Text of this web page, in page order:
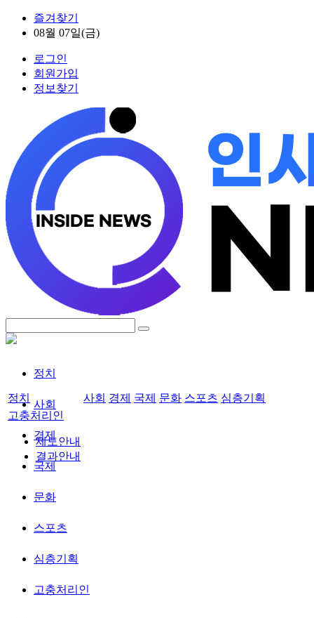
즐겨찾기
08월 07일(금)
로그인
회원가입
정보찾기
정치
사회
경제
국제
문화
스포츠
심층기획
고충처리인
정치 사회 경제 국제 문화 스포츠 심층기획
고충처리인
제도안내
결과안내